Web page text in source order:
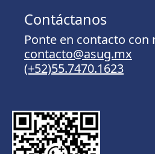
Contáctanos
Ponte en contacto con
contacto@asug.mx
(+52)55.7470.1623